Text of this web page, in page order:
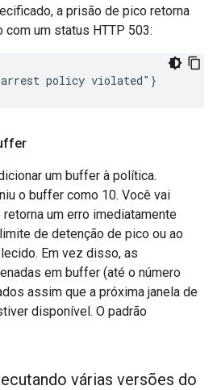
a prisão de pico retorna
um status HTTP 503:
policy violated"}
um buffer à política.
o buffer como 10. Você vai
um erro imediatamente
de detenção de pico ou ao
Em vez disso, as
em buffer (até o número
assim que a próxima janela de
disponível. O padrão
várias versões do